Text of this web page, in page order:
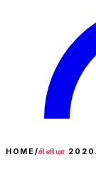
HOME/சினிமா